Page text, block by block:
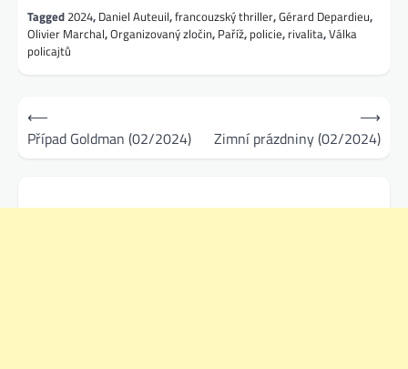
Tagged 2024, Daniel Auteuil,francouzský thriller,Gérard Depardieu,
Olivier Marchal,Organizovaný zločin, Paříž, policie, rivalita,Válka
policajtů
Navigace
pro
příspěvek
⟵
Případ Goldman (02/2024)
Zimní prázdniny (02/2024)
⟶